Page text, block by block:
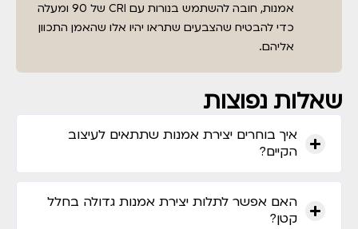
אמנות, חובה להשתמש בנורות עם CRI של 90 ומעלה
כדי להבטיח שהצבעים שתראו יהיו אלו שהאמן התכוון
אליהם.
שאלות נפוצות
איך בוחרים יצירת אמנות שתתאים לעיצוב
הקיים?
האם אפשר לתלות יצירת אמנות גדולה בחלל
קטן?